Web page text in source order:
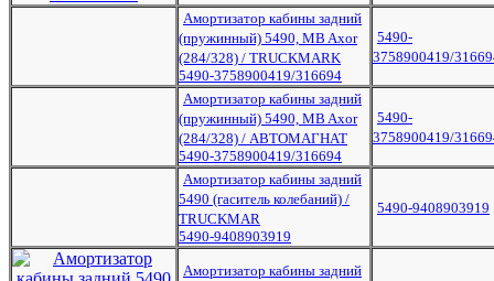
Амортизатор кабины задний
(пружинный) 5490, MB Axor
(284/328) / TRUCKMARK
5490-3758900419/316694
5490-
3758900419/
Амортизатор кабины задний
(пружинный) 5490, MB Axor
(284/328) / АВТОМАГНАТ
5490-3758900419/316694
5490-
3758900419/
Амортизатор кабины задний
5490 (гаситель колебаний) /
TRUCKMAR
5490-9408903919
5490-9408903919
Амортизатор кабины задний